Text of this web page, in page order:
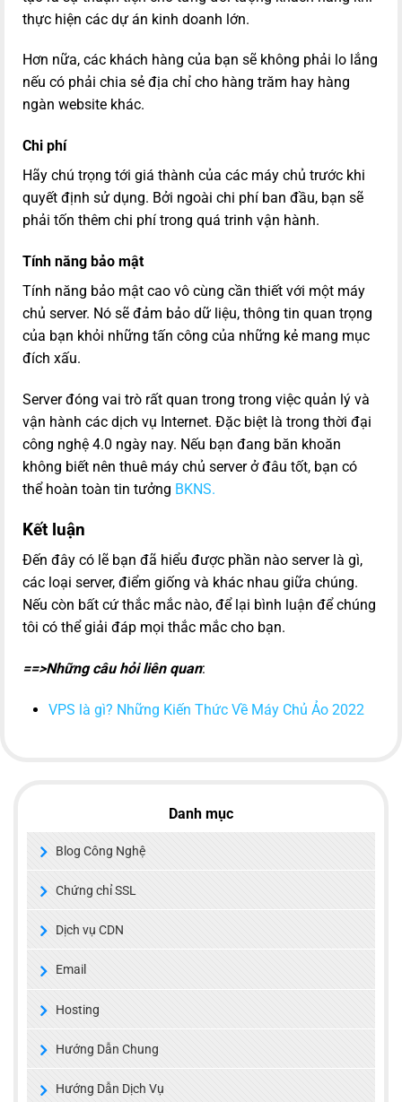
thực hiện các dự án kinh doanh lớn.
Hơn nữa, các khách hàng của bạn sẽ không phải lo lắng
nếu có phải chia sẻ địa chỉ cho hàng trăm hay hàng
ngàn website khác.
Chi phí
Hãy chú trọng tới giá thành của các máy chủ trước khi
quyết định sử dụng. Bởi ngoài chi phí ban đầu, bạn sẽ
phải tốn thêm chi phí trong quá trinh vận hành.
Tính năng bảo mật
Tính năng bảo mật cao vô cùng cần thiết với một máy
chủ server. Nó sẽ đảm bảo dữ liệu, thông tin quan trọng
của bạn khỏi những tấn công của những kẻ mang mục
đích xấu.
Server đóng vai trò rất quan trong trong việc quản lý và
vận hành các dịch vụ Internet. Đặc biệt là trong thời đại
công nghệ 4.0 ngày nay. Nếu bạn đang băn khoăn
không biết nên thuê máy chủ server ở đâu tốt, bạn có
thể hoàn toàn tin tưởng BKNS.
Kết luận
Đến đây có lẽ bạn đã hiểu được phần nào server là gì,
các loại server, điểm giống và khác nhau giữa chúng.
Nếu còn bất cứ thắc mắc nào, để lại bình luận để chúng
tôi có thể giải đáp mọi thắc mắc cho bạn.
==>Những câu hỏi liên quan:
VPS là gì? Những Kiến Thức Về Máy Chủ Ảo 2022
Danh mục
Blog Công Nghệ
Chứng chỉ SSL
Dịch vụ CDN
Email
Hosting
Hướng Dẫn Chung
Hướng Dẫn Dịch Vụ